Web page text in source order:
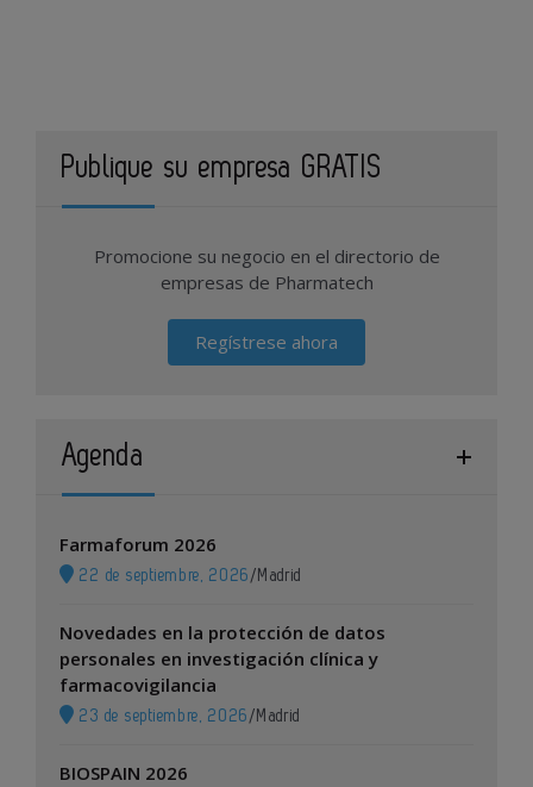
Publique su empresa GRATIS
Promocione su negocio en el directorio de
empresas de Pharmatech
Regístrese ahora
Agenda
Farmaforum 2026
22 de septiembre, 2026 / Madrid
Novedades en la protección de datos
personales en investigación clínica y
farmacovigilancia
23 de septiembre, 2026 / Madrid
BIOSPAIN 2026